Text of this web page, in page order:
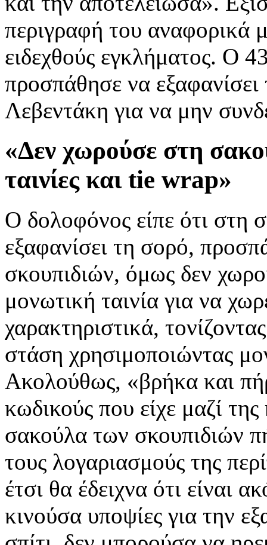
περιγραφή του αναφορικά
ειδεχθούς εγκλήματος. Ο
προσπάθησε να
Λεβεντάκη για να μην
«Δεν χωρούσε στη
ταινίες και tie wrap»
Ο δολοφόνος είπε ότι στη
εξαφανίσει τη σορό,
σκουπιδιών, όμως δεν
μονωτική ταινία για να
χαρακτηριστικά,
στάση χρησιμοποιώντας
Ακολούθως, «βρήκα και
κωδικούς που είχε μαζί
σακούλα των σκουπιδιών
τους λογαριασμούς της
έτσι θα έδειχνα ότι είναι
κινούσα υποψίες για την